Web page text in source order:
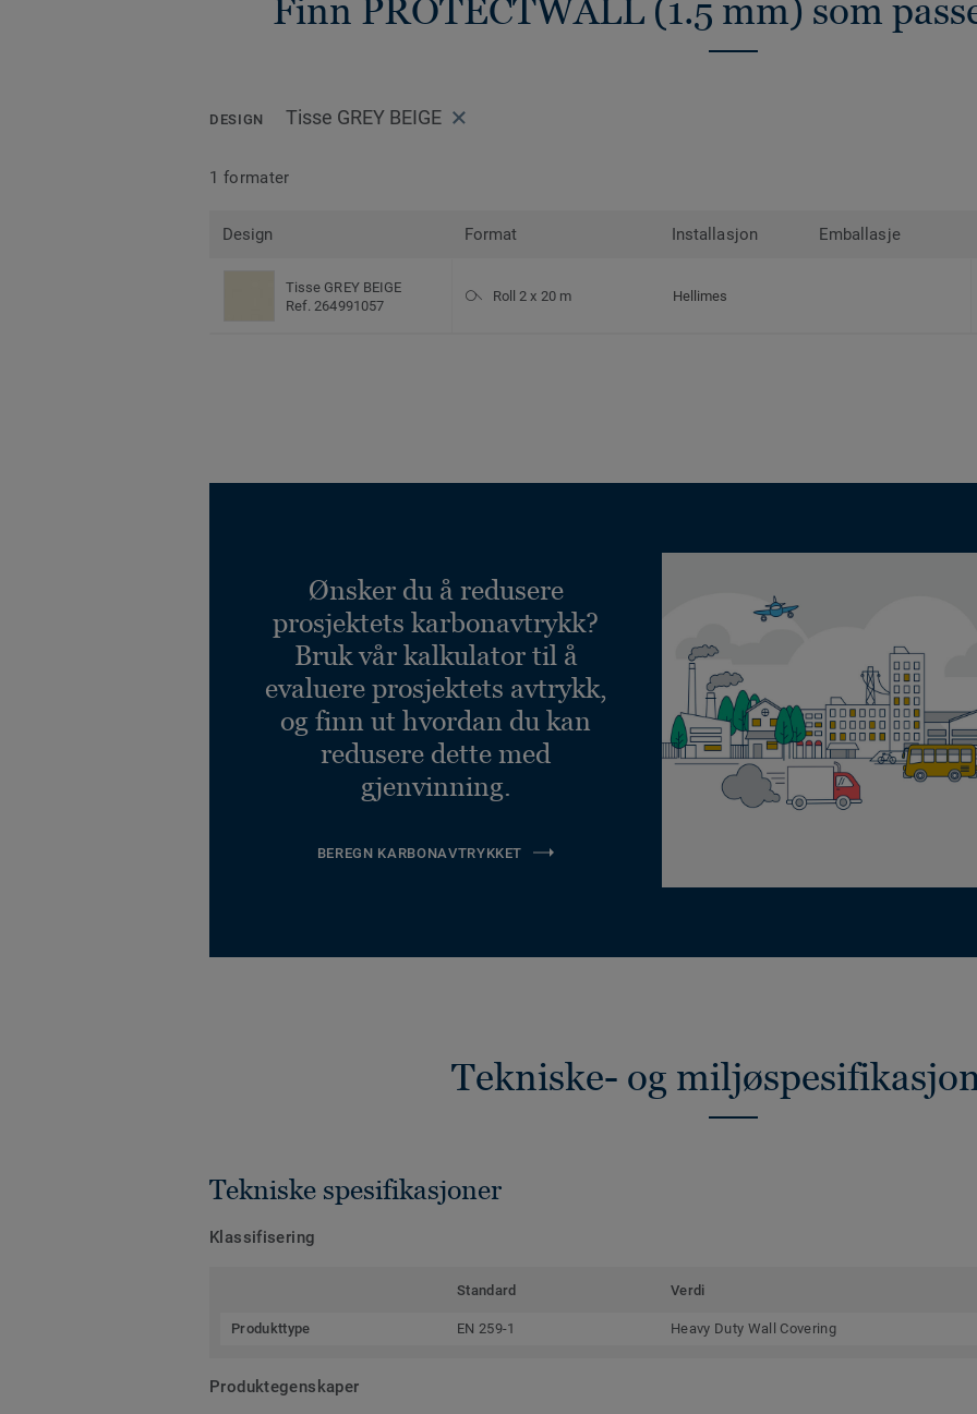
Finn PROTECTWALL (1.5 mm) som
DESIGN Tisse GREY BEIGE
1 formater
Design Format Installasjon Emballasje
Tisse GREY BEIGE
Ref. 264991057
Roll 2 x 20 m Hellimes
Ønsker du å redusere
prosjektets karbonavtrykk?
Bruk vår kalkulator til å
evaluere prosjektets avtrykk,
og finn ut hvordan du kan
redusere dette med
gjenvinning.
BEREGN KARBONAVTRYKKET
Tekniske- og
Tekniske spesifikasjoner
Klassifisering
Standard Verdi
Produkttype EN 259-1 Heavy Duty Wall Covering
Produktegenskaper